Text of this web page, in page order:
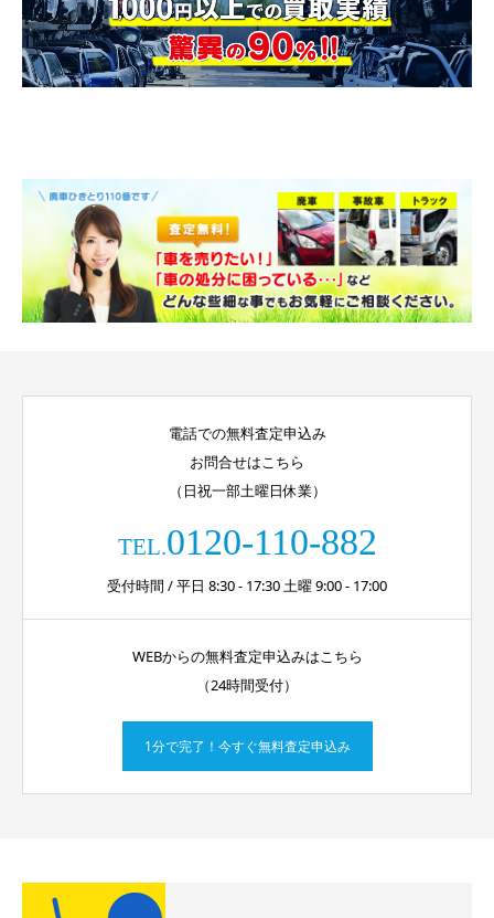
電話での無料査定申込み
お問合せはこちら
（日祝一部土曜日休業）
TEL.0120-110-882
受付時間 / 平日 8:30 - 17:30 土曜 9:00 - 17:00
WEBからの無料査定申込みはこちら
（24時間受付）
1分で完了！今すぐ無料査定申込み